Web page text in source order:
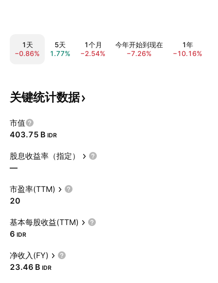
1天
−0.86%
5天
1.77%
1个月
−2.54%
今年开始到现在
−7.26%
1年
−10.16%
关键统计数据
市值
‪403.75 B‬ IDR
股息收益率（指定）
—
市盈率(TTM)
20
基本每股收益(TTM)
6 IDR
净收入(FY)
‪23.46 B‬ IDR